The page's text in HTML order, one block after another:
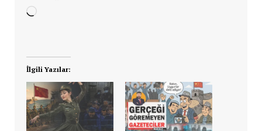
Yükleniyor...
İlgili Yazılar: